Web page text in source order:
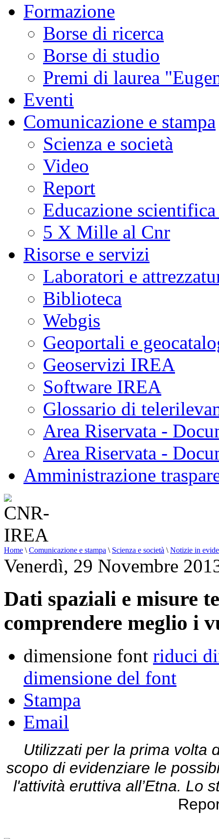
Formazione
Borse di ricerca
Borse di studio
Premi di laurea
Eventi
Comunicazione e stampa
Scienza e società
Video
Report
Educazione
5 X Mille al Cnr
Risorse e servizi
Laboratori e
Biblioteca
Webgis
Geoportali e
Geoservizi IREA
Software IREA
Glossario di
Area Riservata -
Area Riservata -
Amministrazione
Home \ Comunicazione e stampa \ Scienza e società \ Notizie in
Venerdì, 29 Novembre
Dati spaziali e misure
comprendere meglio i
dimensione font riduci
dimensione del font
Stampa
Email
Utilizzati per la prima volta
scopo di evidenziare le
l'attività eruttiva all’Etna. Lo